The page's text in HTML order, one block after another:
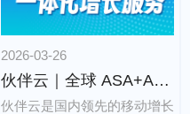
2026-03-26
伙伴云｜全球 ASA+ASO 一体化增长服务
伙伴云是国内领先的移动增长